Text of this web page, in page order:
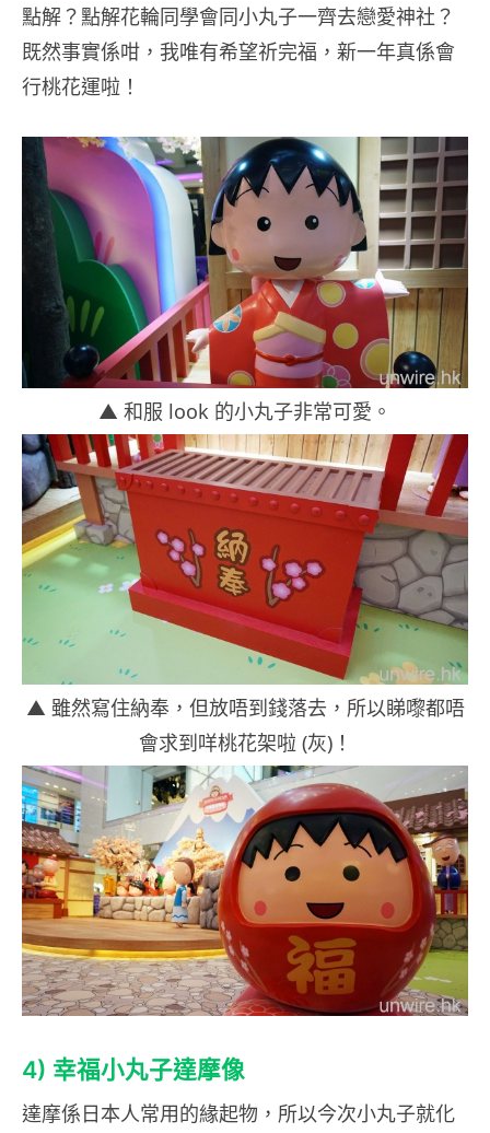
點解？點解花輪同學會同小丸子一齊去戀愛神社？
既然事實係咁，我唯有希望祈完福，新一年真係會
行桃花運啦！
▲ 和服 look 的小丸子非常可愛。
▲ 雖然寫住納奉，但放唔到錢落去，所以睇嚟都唔
會求到咩桃花架啦 (灰)！
4) 幸福小丸子達摩像
達摩係日本人常用的緣起物，所以今次小丸子就化